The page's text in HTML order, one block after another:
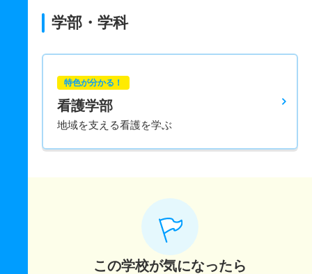
学部・学科
特色が分かる！
看護学部
地域を支える看護を学ぶ
この学校が気になったら